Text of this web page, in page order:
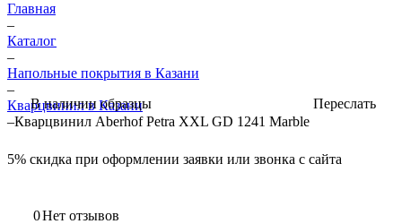
Главная
–
Каталог
–
Напольные покрытия в Казани
–
Кварцвинил в Казани
–Кварцвинил Aberhof Petra XXL GD 1241 Marble
5% скидка при оформлении заявки или звонка с сайта
0Нет отзывов
В наличии образцы Переслать